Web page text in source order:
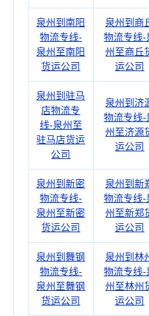
泉州到南阳
物流专线-
泉州至南阳
货运公司
泉州到商
物流专线-
州至商丘
运公司
泉州到驻马
店物流专
线-泉州至
驻马店货运
公司
泉州到济
物流专线-
州至济源
运公司
泉州到新密
物流专线-
泉州至新密
货运公司
泉州到新
物流专线-
州至新郑
运公司
泉州到舞钢
物流专线-
泉州至舞钢
货运公司
泉州到林
物流专线-
州至林州
运公司